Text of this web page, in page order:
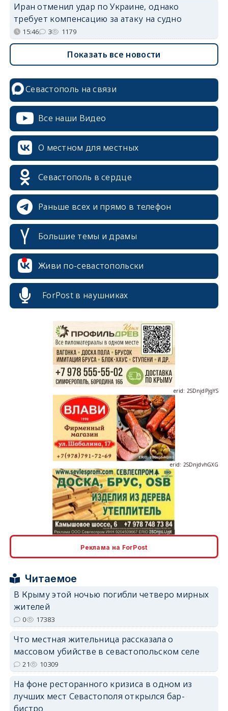
Иран отменил удар по Украине, однако
требует компенсацию за атаку на судно
15:46 3 1179
Показать все новости
Севастополь на связи
Все наши Видео
О местном для местных
Севастополь в сердце
Раньше всех и прямо в телефон
Большие темы и драмы
Живи по-севастопольски
ForPost в наушниках
erid: 2SDnjcrDNw6
erid: 2SDnjdPjgYS
erid: 2SDnjdvhGXG
erid: 2SDnjdPjgYS
Реклама на ForPost
Читаемое
В Крыму этой ночью погибли четверо мирных
жителей
0 17383
Что местная жительница рассказала о
массовом убийстве в севастопольском селе
21 10309
На фоне ресторанного кризиса в одном из
лучших мест Севастополя открылся бар-
бистро